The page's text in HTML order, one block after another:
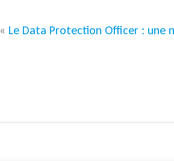
Le Data Protection Officer : une